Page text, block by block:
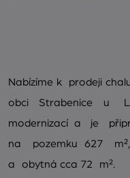
Nabízíme k prodeji
obci Strabenice u
modernizací a je
na pozemku 627
a obytná cca 72 m².